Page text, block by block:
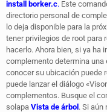
install borker.c. Este
directorio personal de
lo deja disponible para la
tener privilegios de root para
hacerlo. Ahora bien, si ya ha
complemento determina una
conocer su ubicación puede
puede lanzar el diálogo
complementos. Busque el
solapa Vista de árbol. Si aún